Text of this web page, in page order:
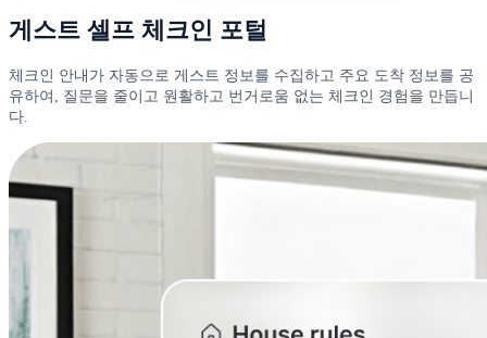
게스트 셀프 체크인 포털
체크인 안내가 자동으로 게스트 정보를 수집하고 주요 도착 정보를 공
유하여, 질문을 줄이고 원활하고 번거로움 없는 체크인 경험을 만듭니
다.